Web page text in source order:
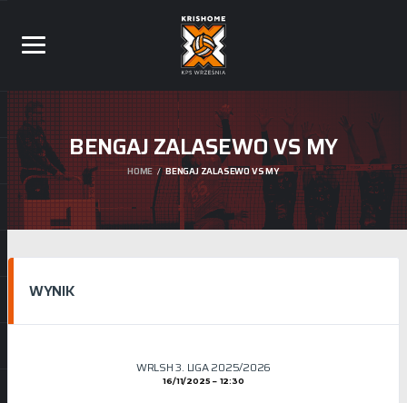
BENGAJ ZALASEWO VS MY
HOME BENGAJ ZALASEWO VS MY
WYNIK
WRLSH 3. LIGA 2025/2026
16/11/2025 12:30